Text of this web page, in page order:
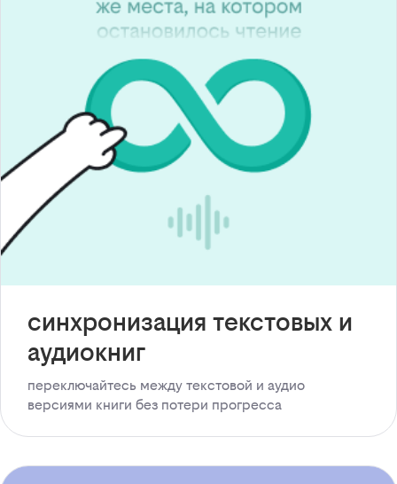
синхронизация текстовых и
аудиокниг
переключайтесь между текстовой и аудио
версиями книги без потери прогресса